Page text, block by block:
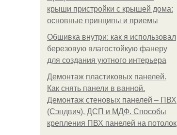
крыши пристройки с крышей дома:
основные принципы и приемы
Обшивка внутри: как я использовал
березовую влагостойкую фанеру
для создания уютного интерьера
Демонтаж пластиковых панелей.
Как снять панели в ванной.
Демонтаж стеновых панелей – ПВХ
(Сэндвич), ДСП и МДФ. Способы
крепления ПВХ панелей на потолок